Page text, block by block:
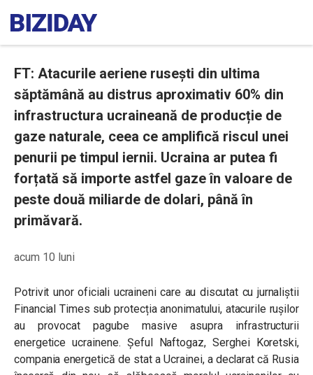
FT: Atacurile aeriene rusești din ultima
săptămână au distrus aproximativ 60% din
infrastructura ucraineană de producție de
gaze naturale, ceea ce amplifică riscul unei
penurii pe timpul iernii. Ucraina ar putea fi
forțată să importe astfel gaze în valoare de
peste două miliarde de dolari, până în
primăvară.
acum 10 luni
Potrivit unor oficiali ucraineni care au discutat cu jurnaliștii
Financial Times sub protecția anonimatului, atacurile rușilor
au provocat pagube masive asupra infrastructurii
energetice ucrainene. Șeful Naftogaz, Serghei Koretski,
compania energetică de stat a Ucrainei, a declarat că Rusia